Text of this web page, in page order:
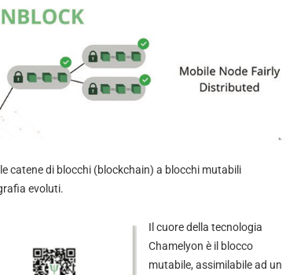
catene di blocchi (blockchain) a blocchi mutabili
evoluti.
Il cuore della tecnologia
Chamelyon è il blocco
mutabile, assimilabile ad un